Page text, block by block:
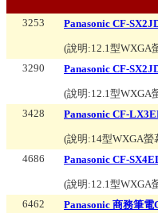
3253 Panasonic CF-
(說明:12.1型WXGA
3290
Panasonic CF-
(說明:12.1型WXGA
3428
Panasonic CF-
(說明:14型WXGA螢
4686
Panasonic CF-
(說明:12.1型WXGA
6462
Panasonic 商務筆電